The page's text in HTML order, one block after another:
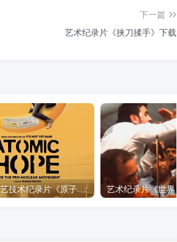
下一篇
艺术纪录片《挟刀揉手》下载
自然，工艺技术纪录片《原子能的希望 Atomic Hope – Inside the Pro-Nuclear Movement》下载